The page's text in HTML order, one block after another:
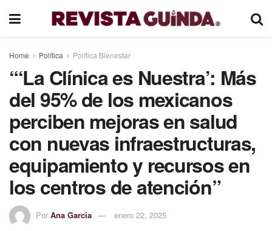
Home Política Política Bienestar
“‘La Clínica es Nuestra’: Más
del 95% de los mexicanos
perciben mejoras en salud
con nuevas infraestructuras,
equipamiento y recursos en
los centros de atención”
Por Ana Garcia enero 22, 2025